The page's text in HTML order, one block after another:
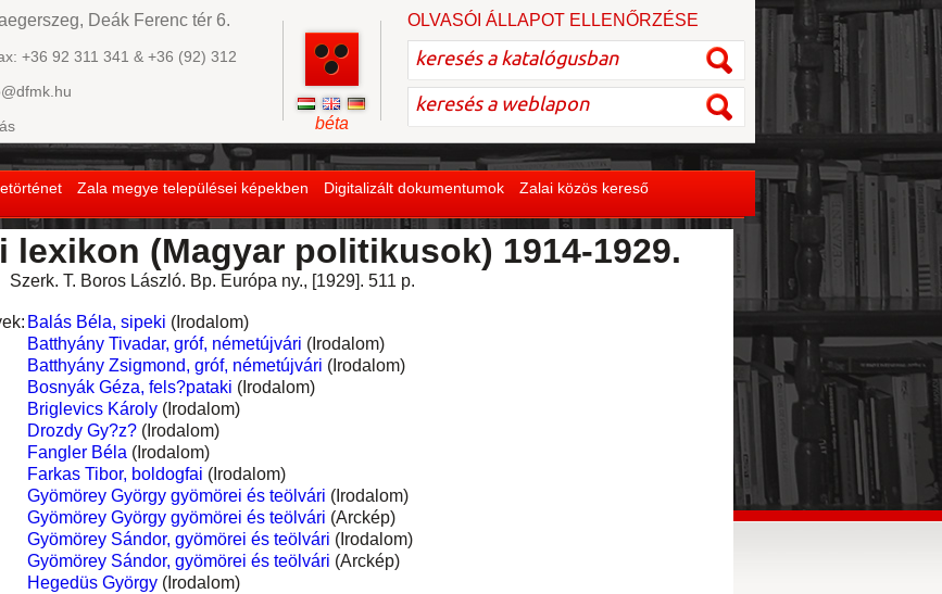
Zala megye települései képekben Digitalizált dokumentumok Zalai közös kereső
Deák Ferenc tér 6.
+36 92 311 341 & +36 (92) 312
béta
OLVASÓI ÁLLAPOT ELLENŐRZÉSE
lexikon (Magyar politikusok) 1914-1929.
Szerk. T. Boros László. Bp. Európa ny., [1929]. 511 p.
Balás Béla, sipeki (Irodalom)
Batthyány Tivadar, gróf, németújvári (Irodalom)
Batthyány Zsigmond, gróf, németújvári (Irodalom)
Bosnyák Géza, fels?pataki (Irodalom)
Briglevics Károly (Irodalom)
Drozdy Gy?z? (Irodalom)
Fangler Béla (Irodalom)
Farkas Tibor, boldogfai (Irodalom)
Gyömörey György gyömörei és teölvári (Irodalom)
Gyömörey György gyömörei és teölvári (Arckép)
Gyömörey Sándor, gyömörei és teölvári (Irodalom)
Gyömörey Sándor, gyömörei és teölvári (Arckép)
Hegedüs György (Irodalom)